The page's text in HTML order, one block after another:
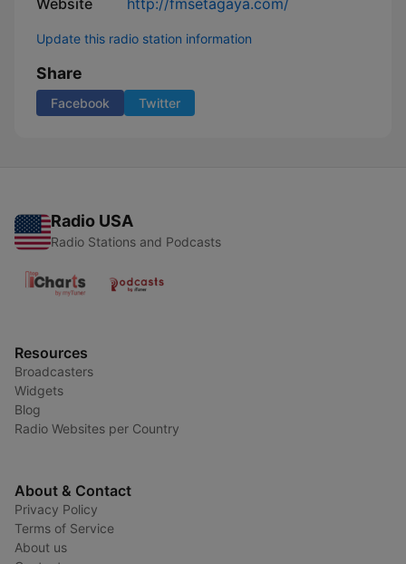
Website http://fmsetagaya.com/
Update this radio station information
Share
Facebook Twitter
Radio USA
Radio Stations and Podcasts
Resources
Broadcasters
Widgets
Blog
Radio Websites per Country
About & Contact
Privacy Policy
Terms of Service
About us